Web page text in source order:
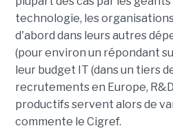
technologie, les
d'abord dans leurs autres
(pour environ un répondant
leur budget IT (dans un tiers
recrutements en Europe,
productifs servent alors de
commente le Cigref.